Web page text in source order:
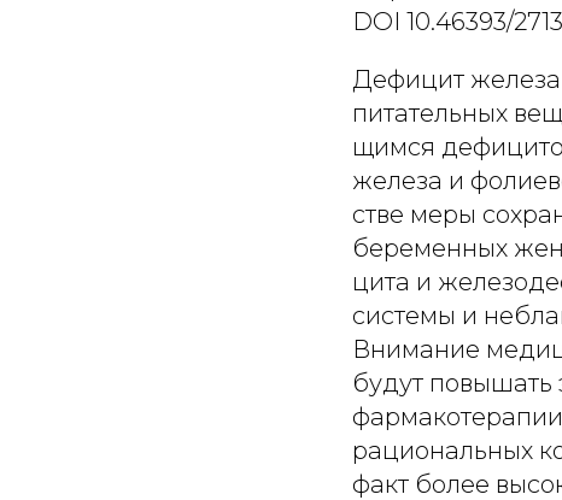
DOI 10.46393/
Дефицит
питательных
щимся
железа и
стве меры
беременных
цита и
системы и
Внимание
будут повышать
рациональных
факт более